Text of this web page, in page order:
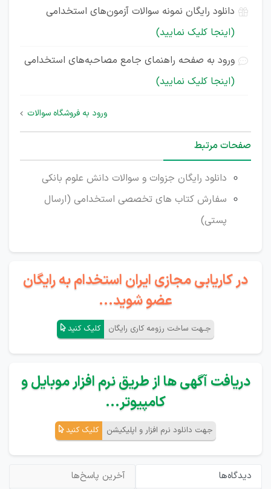
دانلود رایگان نمونه سوالات آزمون‌های استخدامی
(اینجا کلیک نمایید)
ورود به صفحه راهنمای جامع مصاحبه‌های استخدامی
(اینجا کلیک نمایید)
ورود به فروشگاه سوالات
صفحات مرتبط
دانلود رایگان جزوات و سوالات دانش علوم بانکی
سفارش کتاب های تخصصی استخدامی (ارسال
پستی)
در کاریابی مجازی ایران استخدام به رایگان
عضو شوید...
جـهت ساخت رزومه کاری رایگان کلیک کنید
دریافت آگهی ها از طریق نرم افزار موبایل و
کامپیوتر...
جهت دانلود نرم افزار و اپلیکیشن کلیک کنید
دیدگاه‌ها
آخرین پاسخ‌ها